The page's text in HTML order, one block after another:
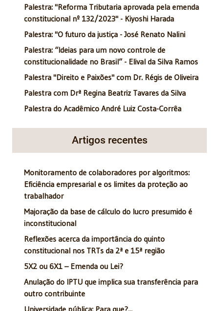
Palestra: "Reforma Tributaria aprovada pela emenda
constitucional nº 132/2023" - Kiyoshi Harada
Palestra: "O futuro da justiça - José Renato Nalini
Palestra: “Ideias para um novo controle de
constitucionalidade no Brasil” - Elival da Silva Ramos
Palestra "Direito e Paixões" com Dr. Régis de Oliveira
Palestra com Drª Regina Beatriz Tavares da Silva
Palestra do Acadêmico André Luiz Costa-Corrêa
Artigos recentes
Monitoramento de colaboradores por algoritmos:
Eficiência empresarial e os limites da proteção ao
trabalhador
Majoração da base de cálculo do lucro presumido é
inconstitucional
Reflexões acerca da importância do quinto
constitucional nos TRTs da 2ª e 15ª região
5X2 ou 6X1 – Emenda ou Lei?
Anulação do IPTU que implica sua transferência para
outro contribuinte
Universidade pública: Para que?...